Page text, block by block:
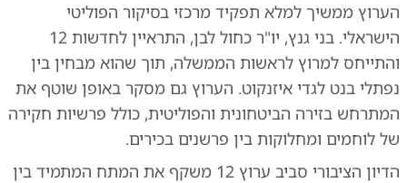
הערוץ ממשיך למלא תפקיד מרכזי בסיקור הפוליטי
הישראלי. בני גנץ, יו"ר כחול לבן, התראיין לחדשות 12
והתייחס למרוץ לראשות הממשלה, תוך שהוא מבחין בין
נפתלי בנט לגדי איזנקוט. הערוץ גם מסקר באופן שוטף את
המתרחש בזירה הביטחונית והפוליטית, כולל פרשיות חקירה
של לוחמים ומחלוקות בין פרשנים בכירים.
הדיון הציבורי סביב ערוץ 12 משקף את המתח המתמיד בין